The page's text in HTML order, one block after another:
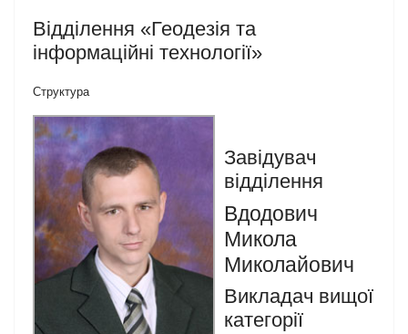
Відділення «Геодезія та
інформаційні технології»
Структура
Завідувач
відділення
Вдодович
Микола
Миколайович
Викладач вищої
категорії